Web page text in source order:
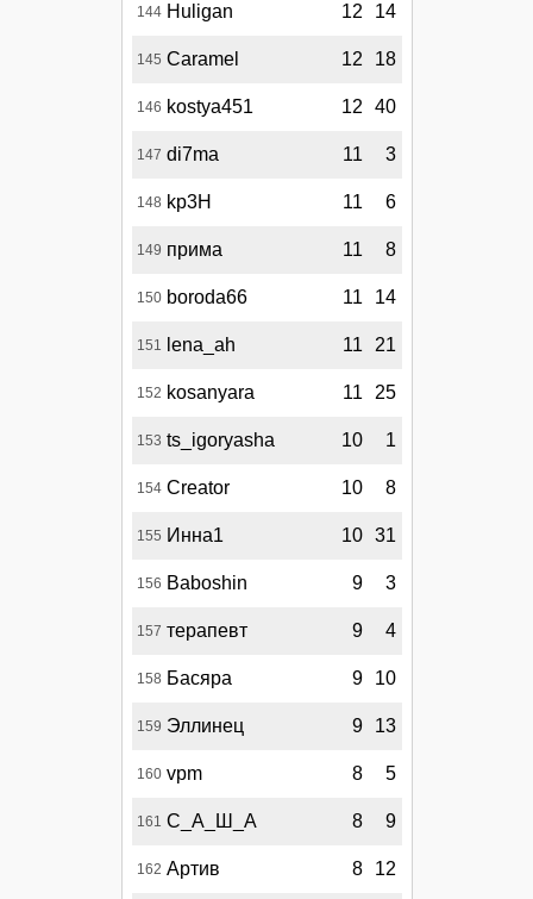
144 Huligan 12 14
145 Caramel 12 18
146 kostya451 12 40
147 di7ma 11 3
148 kp3H 11 6
149 прима 11 8
150 boroda66 11 14
151 lena_ah 11 21
152 kosanyara 11 25
153 ts_igoryasha 10 1
154 Creator 10 8
155 Инна1 10 31
156 Baboshin 9 3
157 терапевт 9 4
158 Басяра 9 10
159 Эллинец 9 13
160 vpm 8 5
161 С_А_Ш_А 8 9
162 Артив 8 12